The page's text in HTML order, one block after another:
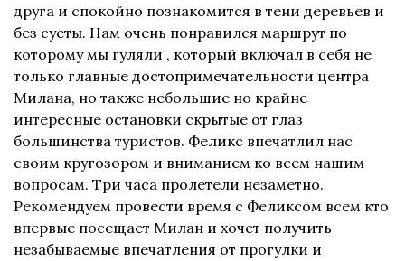
друга и спокойно познакомится в тени деревьев и
без суеты. Нам очень понравился маршрут по
которому мы гуляли , который включал в себя не
только главные достопримечательности центра
Милана, но также небольшие но крайне
интересные остановки скрытые от глаз
большинства туристов. Феликс впечатлил нас
своим кругозором и вниманием ко всем нашим
вопросам. Три часа пролетели незаметно.
Рекомендуем провести время с Феликсом всем кто
впервые посещает Милан и хочет получить
незабываемые впечатления от прогулки и